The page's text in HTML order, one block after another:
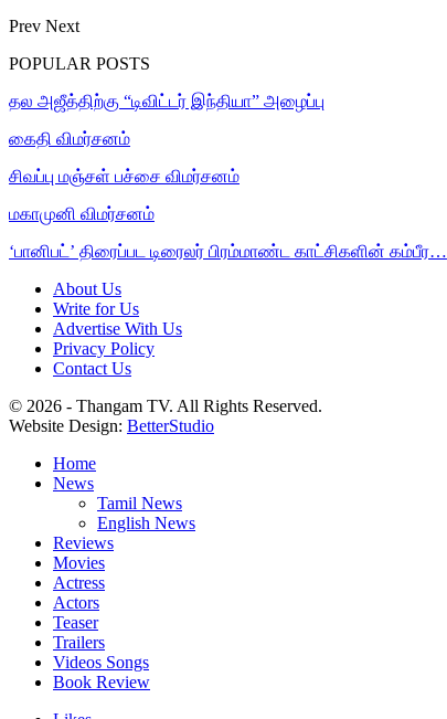
Prev Next
POPULAR POSTS
தல அஜீத்திற்கு “டிவிட்டர் இந்தியா” அழைப்பு
கைதி விமர்சனம்
சிவப்பு மஞ்சள் பச்சை விமர்சனம்
மகாமுனி விமர்சனம்
‘பானிபட்’ திரைப்பட டிரைலர் பிரம்மாண்ட காட்சிகளின் கம்பீர…
About Us
Write for Us
Advertise With Us
Privacy Policy
Contact Us
© 2026 - Thangam TV. All Rights Reserved.
Website Design: BetterStudio
Home
News
Tamil News
English News
Reviews
Movies
Actress
Actors
Teaser
Trailers
Videos Songs
Book Review